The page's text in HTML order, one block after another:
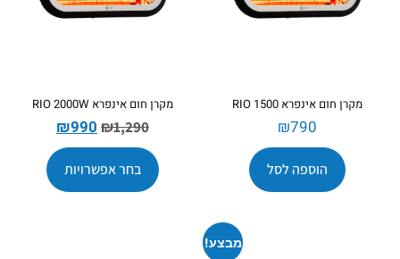
מקרן חום אינפרא RIO 1500
₪790
הוספה לסל
מקרן חום אינפרא RIO 2000W
₪1,290
₪990
בחר אפשרויות
מבצע!